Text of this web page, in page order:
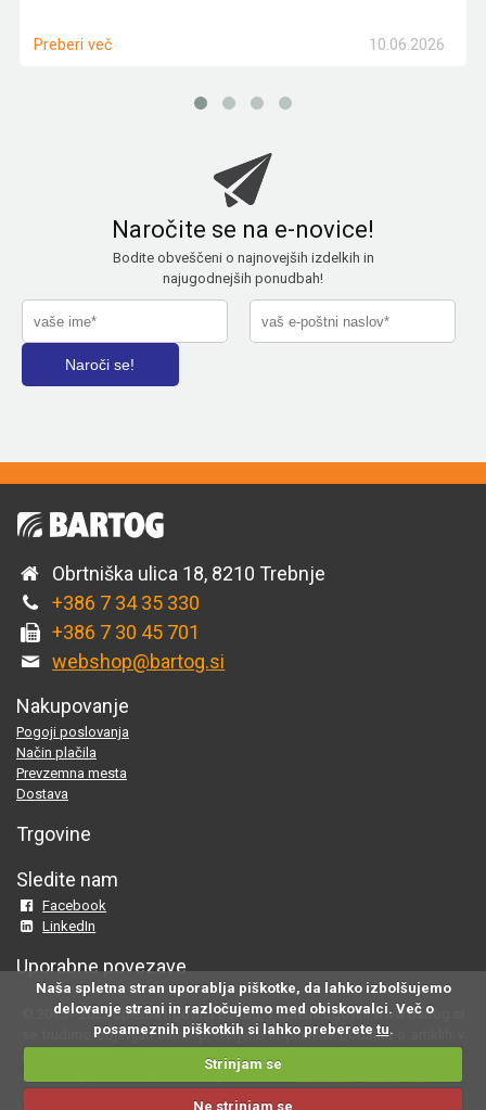
10.06.2026
Preberi več
Naročite se na e-novice!
Bodite obveščeni o najnovejših izdelkih in
najugodnejših ponudbah!
Obrtniška ulica 18, 8210 Trebnje
+386 7 34 35 330
+386 7 30 45 701
webshop@bartog.si
Nakupovanje
Pogoji poslovanja
Način plačila
Prevzemna mesta
Dostava
Trgovine
Sledite nam
Facebook
LinkedIn
Uporabne povezave
© 2015 - 2025 Spletna trgovina Bartog, v spletni trgovini www.bartog.si
se trudimo objavljati samo preverjene in pravilne podatke o artiklih v
ponudbi; če na naši strani odkrijete neresnične oziroma neustrezne
informacije, nam to prosimo sporočite na
izdelkov so simbolične. Cene že vsebujejo DDV.
Naša spletna stran uporablja piškotke, da lahko izbolšujemo
delovanje strani in razločujemo med obiskovalci. Več o
posameznih piškotkih si lahko preberete tu.
Strinjam se
Ne strinjam se